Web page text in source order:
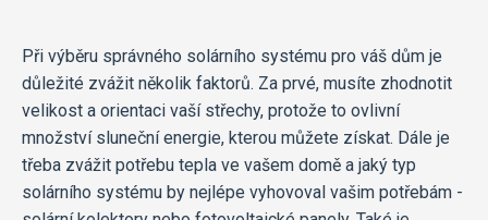
Při výběru správného solárního systému pro váš dům je
důležité zvážit několik faktorů. Za prvé, musíte zhodnotit
velikost a orientaci vaší střechy, protože to ovlivní
množství sluneční energie, kterou můžete získat. Dále je
třeba zvážit potřebu tepla ve vašem domě a jaký typ
solárního systému by nejlépe vyhovoval vašim potřebám -